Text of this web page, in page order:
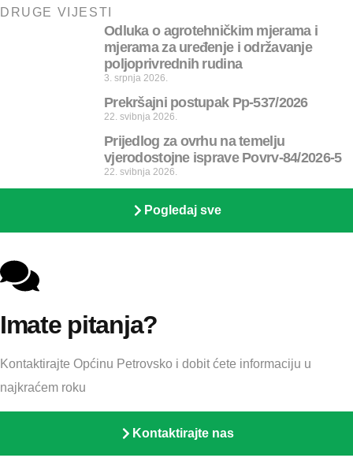
DRUGE VIJESTI
Odluka o agrotehničkim mjerama i
mjerama za uređenje i održavanje
poljoprivrednih rudina
3. srpnja 2026.
Prekršajni postupak Pp-537/2026
22. svibnja 2026.
Prijedlog za ovrhu na temelju
vjerodostojne isprave Povrv-84/2026-5
22. svibnja 2026.
Pogledaj sve
Imate pitanja?
Kontaktirajte Općinu Petrovsko i dobit ćete informaciju u
najkraćem roku
Kontaktirajte nas